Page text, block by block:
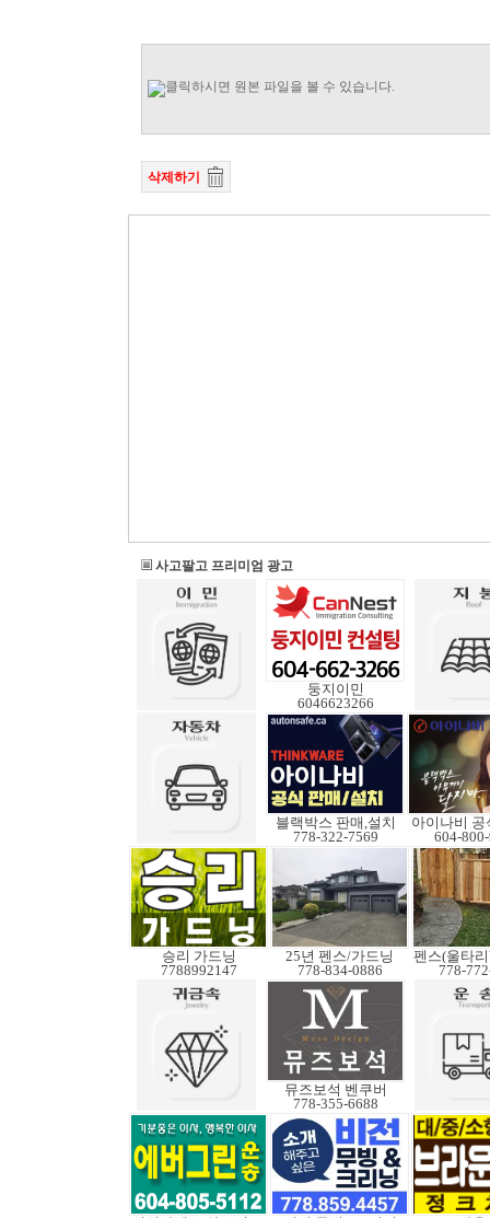
삭제하기
사고팔고 프리미엄 광고
둥지이민
6046623266
블랙박스 판매,설치
778-322-7569
아이나비 공
604-
승리 가드닝
7788992147
25년 펜스/가드닝
778-834-0886
778-
뮤즈보석 벤쿠버
778-355-6688